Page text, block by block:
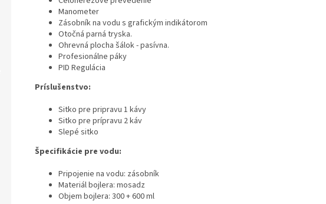
Manometer
Zásobník na vodu s grafickým indikátorom
Otočná parná tryska.
Ohrevná plocha šálok - pasívna.
Profesionálne páky
PID Regulácia
Príslušenstvo:
Sitko pre pripravu 1 kávy
Sitko pre prípravu 2 káv
Slepé sitko
Špecifikácie pre vodu:
Pripojenie na vodu: zásobník
Materiál bojlera: mosadz
Objem bojlera: 300 + 600 ml